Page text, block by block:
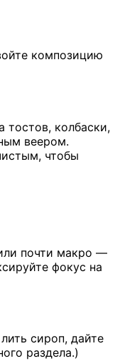
композицию
тостов, колбаски,
веером.
чтобы
почти макро —
фокус на
сироп, дайте
раздела.)